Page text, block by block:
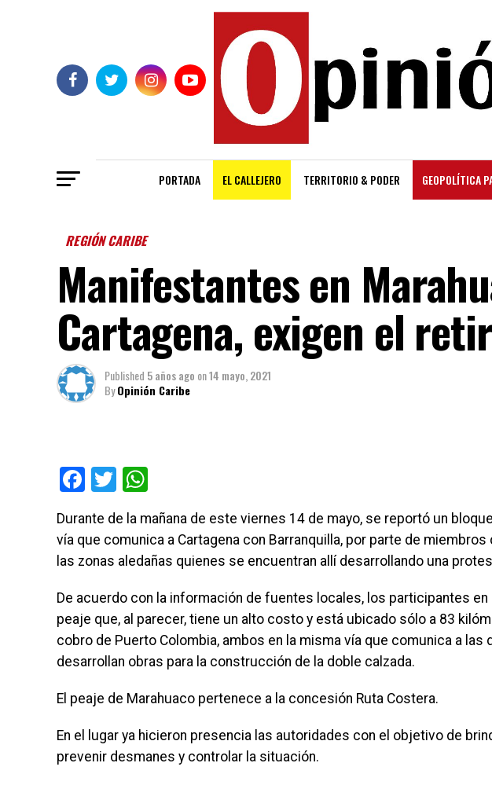
PORTADA EL CALLEJERO TERRITORIO & PODER GEOPOLÍTICA
REGIÓN CARIBE
Manifestantes en
Cartagena, exigen el
Published 5 años ago on14 mayo, 2021
ByOpinión Caribe
Facebook
Twitter
Durante de la mañana de este viernes 14 de mayo, se reportó un
vía que comunica a Cartagena con Barranquilla, por parte de
las zonas aledañas quienes se encuentran allí desarrollando una
De acuerdo con la información de fuentes locales, los participantes en
peaje que, al parecer, tiene un alto costo y está ubicado sólo a 83
cobro de Puerto Colombia, ambos en la misma vía que comunica a las
desarrollan obras para la construcción de la doble calzada.
El peaje de Marahuaco pertenece a la concesión Ruta Costera.
En el lugar ya hicieron presencia las autoridades con el objetivo de
prevenir desmanes y controlar la situación.